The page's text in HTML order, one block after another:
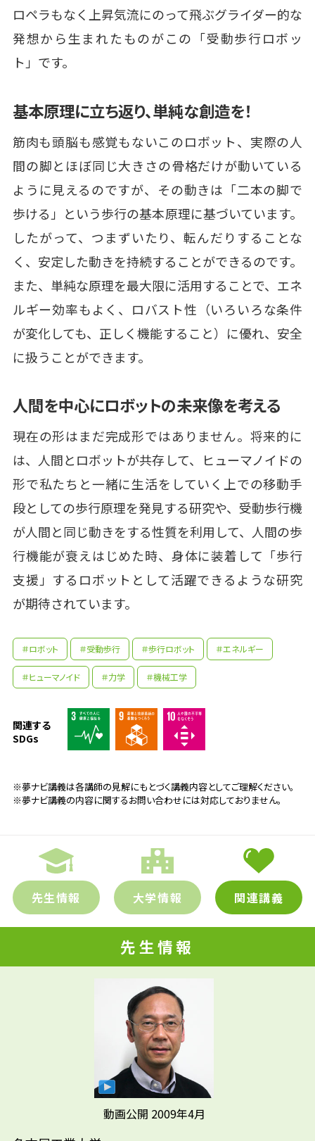
ロペラもなく上昇気流にのって飛ぶグライダー的な
発想から生まれたものがこの「受動歩行ロボッ
ト」です。
基本原理に立ち返り、単純な創造を！
筋肉も頭脳も感覚もないこのロボット、実際の人
間の脚とほぼ同じ大きさの骨格だけが動いている
ように見えるのですが、その動きは「二本の脚で
歩ける」という歩行の基本原理に基づいています。
したがって、つまずいたり、転んだりすることな
く、安定した動きを持続することができるのです。
また、単純な原理を最大限に活用することで、エネ
ルギー効率もよく、ロバスト性（いろいろな条件
が変化しても、正しく機能すること）に優れ、安全
に扱うことができます。
人間を中心にロボットの未来像を考える
現在の形はまだ完成形ではありません。将来的に
は、人間とロボットが共存して、ヒューマノイドの
形で私たちと一緒に生活をしていく上での移動手
段としての歩行原理を発見する研究や、受動歩行機
が人間と同じ動きをする性質を利用して、人間の歩
行機能が衰えはじめた時、身体に装着して「歩行
支援」するロボットとして活躍できるような研究
が期待されています。
＃ロボット ＃受動歩行 ＃歩行ロボット ＃エネルギー
＃ヒューマノイド ＃力学 ＃機械工学
関連する
SDGs
※夢ナビ講義は各講師の見解にもとづく講義内容としてご理解ください。
※夢ナビ講義の内容に関するお問い合わせには対応しておりません。
先生情報 大学情報 関連講義
先生情報
動画公開 2009年4月
先輩たちはどんな仕事に携わって